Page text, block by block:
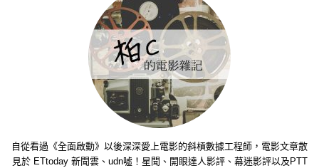
自從看過《全面啟動》以後深深愛上電影的斜槓數據工程師，電影文章散
見於 ETtoday 新聞雲、udn噓！星聞、開眼達人影評、幕迷影評以及PTT